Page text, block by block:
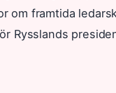
om framtida
Rysslands